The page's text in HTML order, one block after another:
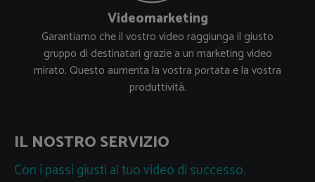
Videomarketing
Garantiamo che il vostro video raggiunga il giusto
gruppo di destinatari grazie a un marketing video
mirato. Questo aumenta la vostra portata e la vostra
produttività.
IL NOSTRO SERVIZIO
Con i passi giusti al tuo video di successo.